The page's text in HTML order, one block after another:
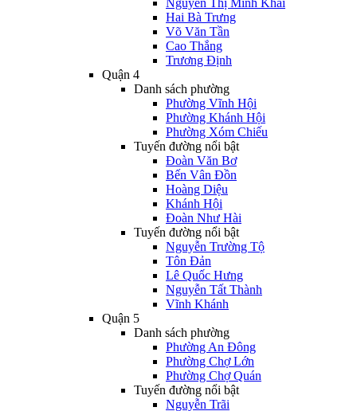
Nguyễn Thị Minh Khai
Hai Bà Trưng
Võ Văn Tần
Cao Thắng
Trương Định
Quận 4
Danh sách phường
Phường Vĩnh Hội
Phường Khánh Hội
Phường Xóm Chiếu
Tuyến đường nổi bật
Đoàn Văn Bơ
Bến Vân Đồn
Hoàng Diệu
Khánh Hội
Đoàn Như Hài
Tuyến đường nổi bật
Nguyễn Trường Tộ
Tôn Đản
Lê Quốc Hưng
Nguyễn Tất Thành
Vĩnh Khánh
Quận 5
Danh sách phường
Phường An Đông
Phường Chợ Lớn
Phường Chợ Quán
Tuyến đường nổi bật
Nguyễn Trãi